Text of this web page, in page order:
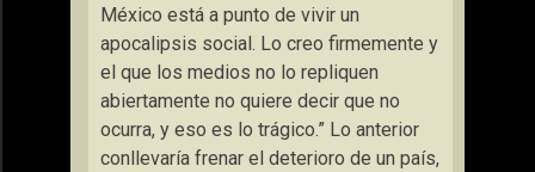
México está a punto de vivir un
apocalipsis social. Lo creo firmemente y
el que los medios no lo repliquen
abiertamente no quiere decir que no
ocurra, y eso es lo trágico.” Lo anterior
conllevaría frenar el deterioro de un país,